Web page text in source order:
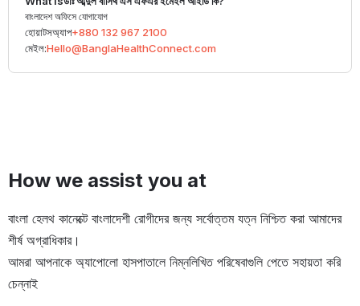
বাংলাদেশ অফিসে যোগাযোগ
হোয়াটসঅ্যাপ+880 132 967 2100
মেইল:Hello@BanglaHealthConnect.com
How we assist you at
বাংলা হেলথ কানেক্টে বাংলাদেশী রোগীদের জন্য সর্বোত্তম যত্ন নিশ্চিত করা আমাদের
শীর্ষ অগ্রাধিকার।
আমরা আপনাকে অ্যাপোলো হাসপাতালে নিম্নলিখিত পরিষেবাগুলি পেতে সহায়তা করি
চেন্নাই